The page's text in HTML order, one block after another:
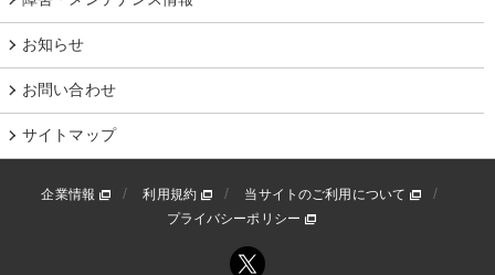
お知らせ
お問い合わせ
サイトマップ
企業情報 利用規約
当サイトのご利用について
プライバシーポリシー